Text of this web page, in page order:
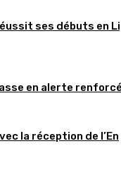
ses débuts en
en alerte
la réception de l’En